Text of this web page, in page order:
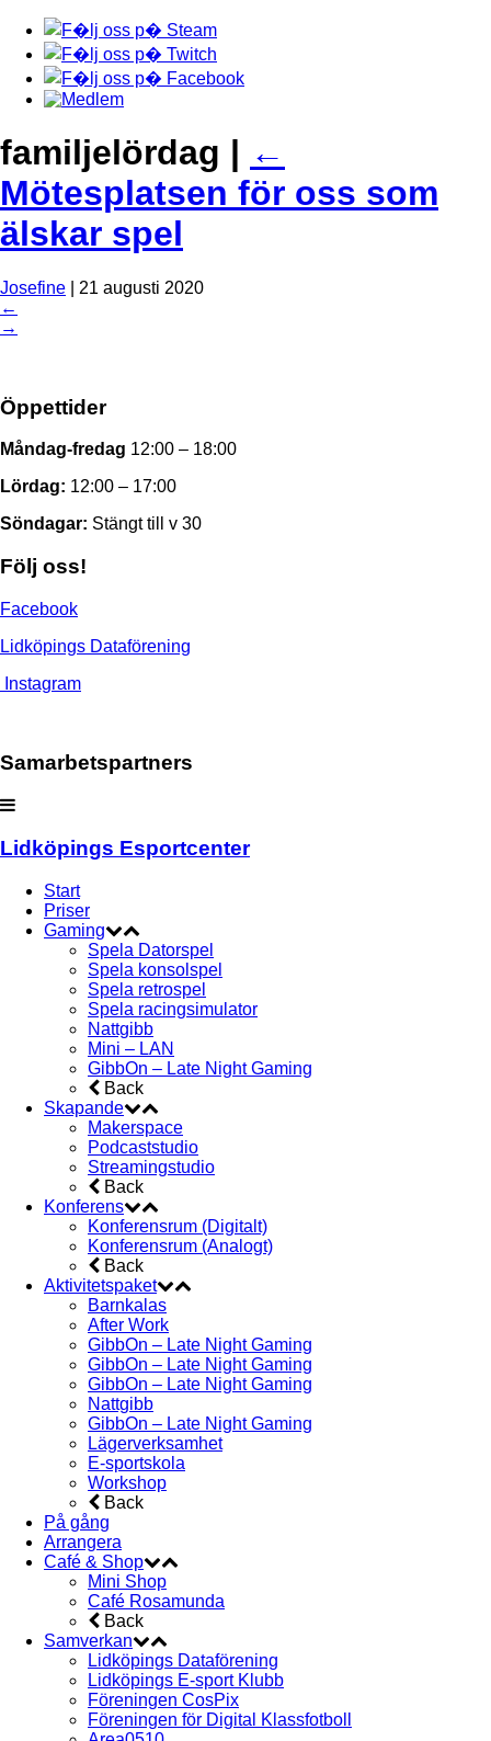
familjelördag | ←
Mötesplatsen för oss som
älskar spel
Josefine
21 augusti 2020
←
→
Öppettider
Måndag-fredag 12:00 – 18:00
Lördag: 12:00 – 17:00
Söndagar: Stängt till v 30
Följ oss!
Facebook
Lidköpings Dataförening
Instagram
Samarbetspartners
Lidköpings Esportcenter
Start
Priser
Gaming
Spela Datorspel
Spela konsolspel
Spela retrospel
Spela racingsimulator
Nattgibb
Mini – LAN
GibbOn – Late Night Gaming
Back
Skapande
Makerspace
Podcaststudio
Streamingstudio
Back
Konferens
Konferensrum (Digitalt)
Konferensrum (Analogt)
Back
Aktivitetspaket
Barnkalas
After Work
GibbOn – Late Night Gaming
GibbOn – Late Night Gaming
GibbOn – Late Night Gaming
Nattgibb
GibbOn – Late Night Gaming
Lägerverksamhet
E-sportskola
Workshop
Back
På gång
Arrangera
Café & Shop
Mini Shop
Café Rosamunda
Back
Samverkan
Lidköpings Dataförening
Lidköpings E-sport Klubb
Föreningen CosPix
Föreningen för Digital Klassfotboll